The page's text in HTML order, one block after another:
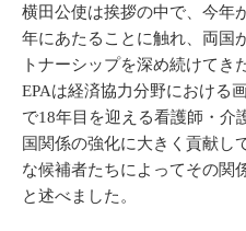
横田公使は挨拶の中で、今年
年にあたることに触れ、両国
トナーシップを深め続けてき
EPAは経済協力分野における
で18年目を迎える看護師・介
国関係の強化に大きく貢献し
な候補者たちによってその関
と述べました。